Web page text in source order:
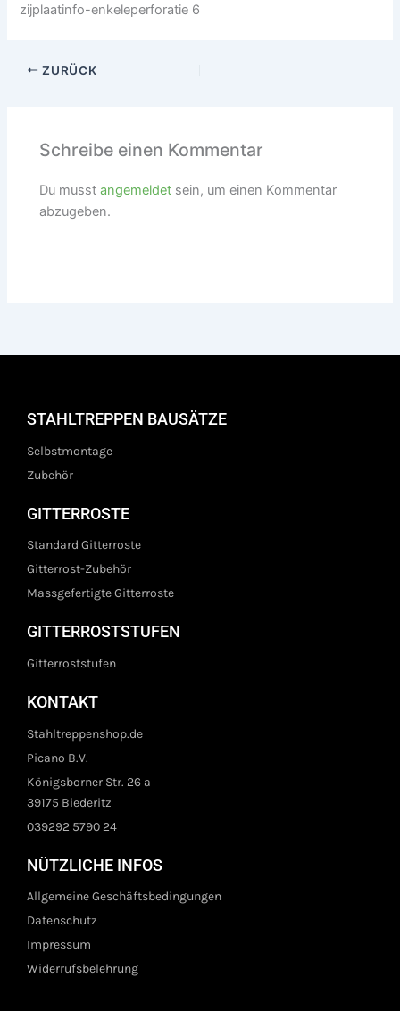
zijplaatinfo-enkeleperforatie 6
ZURÜCK
Schreibe einen Kommentar
Du musstangemeldet sein, um einen Kommentar
abzugeben.
STAHLTREPPEN BAUSÄTZE
Selbstmontage
Zubehör
GITTERROSTE
Standard Gitterroste
Gitterrost-Zubehör
Massgefertigte Gitterroste
GITTERROSTSTUFEN
Gitterroststufen
KONTAKT
Stahltreppenshop.de
Picano B.V.
Königsborner Str. 26 a
39175 Biederitz
039292 5790 24
NÜTZLICHE INFOS
Allgemeine Geschäftsbedingungen
Datenschutz
Impressum
Widerrufsbelehrung